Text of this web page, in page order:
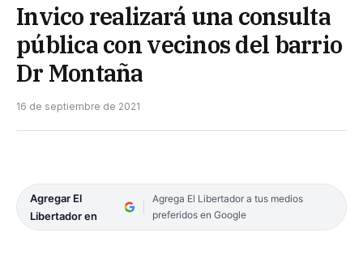
Invico realizará una consulta
pública con vecinos del barrio
Dr Montaña
16 de septiembre de 2021
Agregar El
Libertador en
Agrega El Libertador a tus medios
preferidos en Google